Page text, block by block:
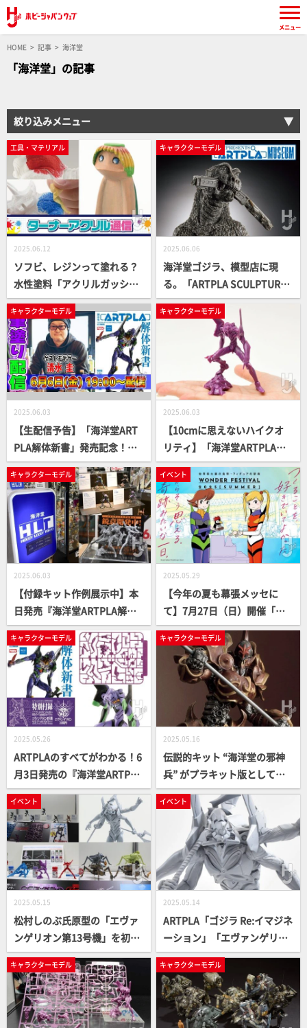
HOME 記事 海洋堂
「海洋堂」の記事
絞り込みメニュー
工具・マテリアル
2025.06.12
ソフビ、レジンって塗れる？
水性塗料「アクリルガッシ
ュ」「U-35」で塗装した塗面
をチェックしてみよう【ター
ナーアクリル通信】
キャラクターモデル
2025.06.06
海洋堂ゴジラ、模型店に現
る。「ARTPLA SCULPTURE
WORKS ゴジラ Re:イマジネ
ーション」の細部をチェッ
ク！6月13日（金）より予約
キャラクターモデル
2025.06.03
【生配信予告】「海洋堂ART
PLA解体新書」発売記念！人
気筆塗りモデラー・清水圭が
付録の「エヴァ初号機」を生
塗装配信！【YouTube】
キャラクターモデル
2025.06.03
【10cmに思えないハイクオ
リティ】「海洋堂ARTPLA解
体新書」付属キット「ARTPL
A SCULPTURE WORKS エヴ
ァンゲリオン初号機 リミテッ
ドカラー」を組み立てレビュ
ー！
キャラクターモデル
2025.06.03
【付録キット作例展示中】本
日発売『海洋堂ARTPLA解体
新書』付録「エヴァンゲリオ
ン初号機リミテッドカラー」
の作例が「海洋堂ホビーロビ
ー東京（ラジオ会館5F）」に
て展示中
イベント
2025.05.29
【今年の夏も幕張メッセに
て】7月27日（日）開催「ワ
ンダーフェスティバル2025
[夏]」入場券が発売開始！出
展ディーラーや配布アイテム
などのイベント情報をチェッ
クしよう！
キャラクターモデル
2025.05.26
ARTPLAのすべてがわかる！6
月3日発売の『海洋堂ARTPLA
解体新書』の魅力をご紹介！
付録キット「エヴァンゲリオ
ン初号機リミテッドカラー」
に注目!!
キャラクターモデル
2025.05.16
伝説的キット “海洋堂の邪神
兵” がプラキット版として凱
旋。生物的、機械的と異なる
魅力を大森記詩が筆塗りで表
イベント
2025.05.15
松村しのぶ氏原型の「エヴァ
ンゲリオン第13号機」を初
め、エヴァ「ARTPLA」が多
数展示！／「グラジエーター
G1/G2＆スマイルエディ・ア
ムゼル」も会場初公開【海洋
堂／静岡ホビーショー2025】
イベント
2025.05.14
ARTPLA「ゴジラ Re:イマジネ
ーション」「エヴァンゲリオ
ン第13号機」がお披露目！松
村しのぶ氏が原型を担当キッ
トが2種登場【海洋堂／静岡
ホビーショー2025】
キャラクターモデル キャラクターモデル
メニュー